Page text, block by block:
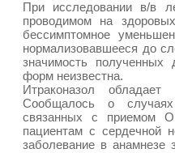
При исследовании в/в
проводимом на
бессимптомное
нормализовавшееся до
значимость
форм неизвестна.
Итраконазол
Сообщалось о случаях
связанных с приемом
пациентам с сердечной
заболевание в анамнезе